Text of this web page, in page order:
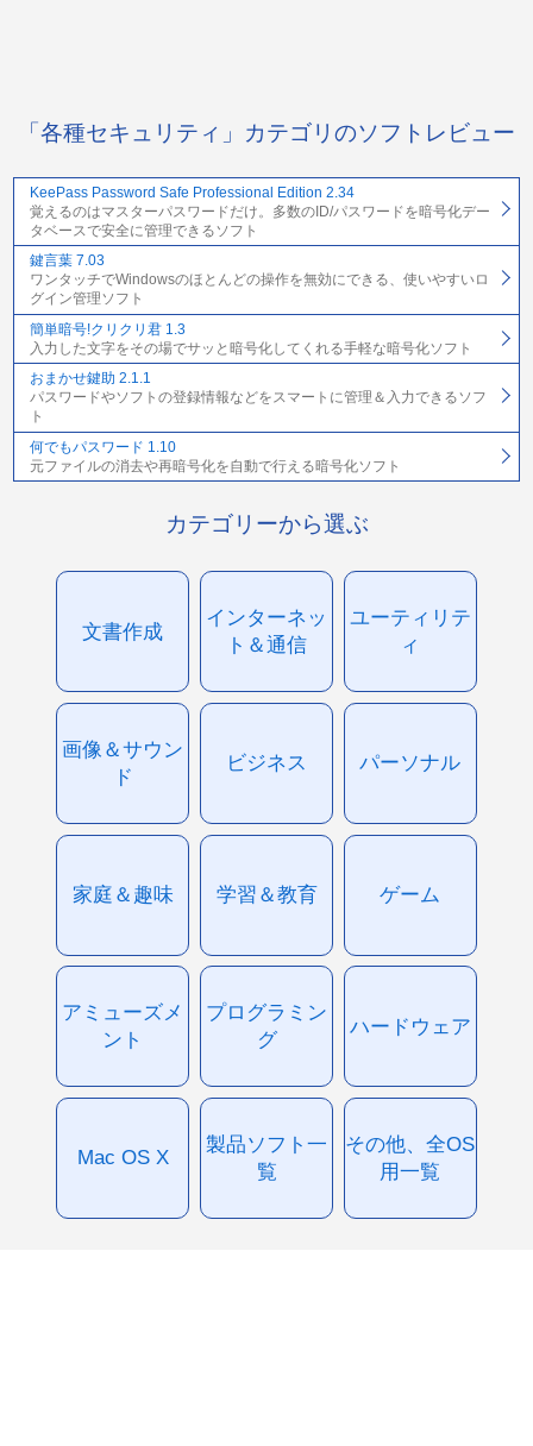
「各種セキュリティ」カテゴリのソフトレビュー
KeePass Password Safe Professional Edition 2.34
覚えるのはマスターパスワードだけ。多数のID/パスワードを暗号化デー
タベースで安全に管理できるソフト
鍵言葉 7.03
ワンタッチでWindowsのほとんどの操作を無効にできる、使いやすいロ
グイン管理ソフト
簡単暗号!クリクリ君 1.3
入力した文字をその場でサッと暗号化してくれる手軽な暗号化ソフト
おまかせ鍵助 2.1.1
パスワードやソフトの登録情報などをスマートに管理＆入力できるソフ
ト
何でもパスワード 1.10
元ファイルの消去や再暗号化を自動で行える暗号化ソフト
カテゴリーから選ぶ
文書作成
インターネッ
ト＆通信
ユーティリテ
ィ
画像＆サウン
ド
ビジネス パーソナル
家庭＆趣味 学習＆教育 ゲーム
アミューズメ
ント
プログラミン
グ
ハードウェア
Mac OS X
製品ソフト一
覧
その他、全OS
用一覧